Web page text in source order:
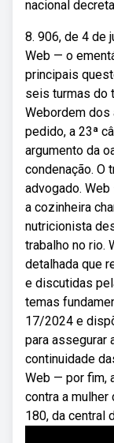
nacional
8. 906, de 4 de
Web — o
principais
seis turmas do
Webordem dos
pedido, a 23ª
argumento da
condenação. O
advogado.
a cozinheira
nutricionista
trabalho no rio.
detalhada que
e discutidas
temas
17/2024 e
para assegurar
continuidade
Web — por fim,
contra a
180, da central